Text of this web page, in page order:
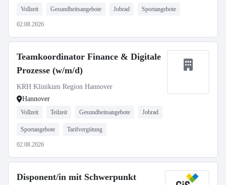
Vollzeit Gesundheitsangebote Jobrad Sportangebote
02.08.2026
Teamkoordinator Finance & Digitale
Prozesse (w/m/d)
KRH Klinikum Region Hannover
Hannover
Vollzeit Teilzeit Gesundheitsangebote Jobrad
Sportangebote Tarifvergütung
02.08.2026
Disponent/in mit Schwerpunkt